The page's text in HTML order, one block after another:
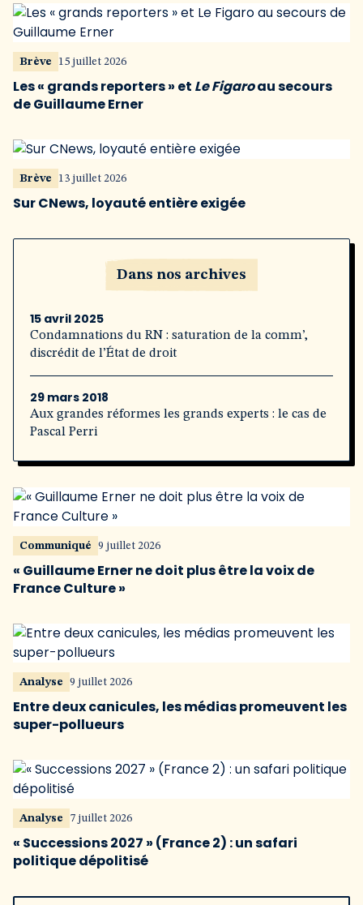
Brève 15 juillet 2026
Les « grands reporters » et Le Figaroau secours
de Guillaume Erner
Brève 13 juillet 2026
Sur CNews, loyauté entière exigée
Dans nos archives
15 avril 2025
Condamnations du RN : saturation de la comm’,
discrédit de l’État de droit
29 mars 2018
Aux grandes réformes les grands experts : le cas de
Pascal Perri
Communiqué 9 juillet 2026
« Guillaume Erner ne doit plus être la voix de
France Culture »
Analyse 9 juillet 2026
Entre deux canicules, les médias promeuvent les
super-pollueurs
Analyse 7 juillet 2026
« Successions 2027 » (France 2) : un safari
politique dépolitisé